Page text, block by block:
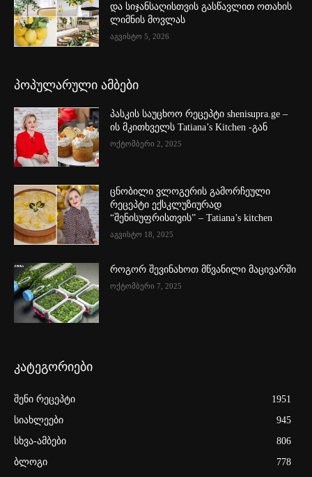
და სიჯანსაღისთვის გასწავლით ოთახის
ლიმნის მოვლას
აგვისტო 5, 2026
პოპულარული ამბები
პასკის საუცხოო რეცეპტი shenisupra.ge –
ის მკითხველს Tatiana’s Kitchen -გან
ოქტომბერი 2, 2025
ცნობილი ვლოგერის გამორჩეული
რეცეპტი ექსკლუზიურად
“შენისუფრისთვის” – Tatiana’s kitchen
აგვისტო 18, 2025
როგორ შევინახოთ მწვანილი მაცივარში
ოქტომბერი 7, 2025
კატეგორიები
შენი რეცეპტი
1951
სიახლეები
945
სხვა-ამბები
806
ბლოგი
778